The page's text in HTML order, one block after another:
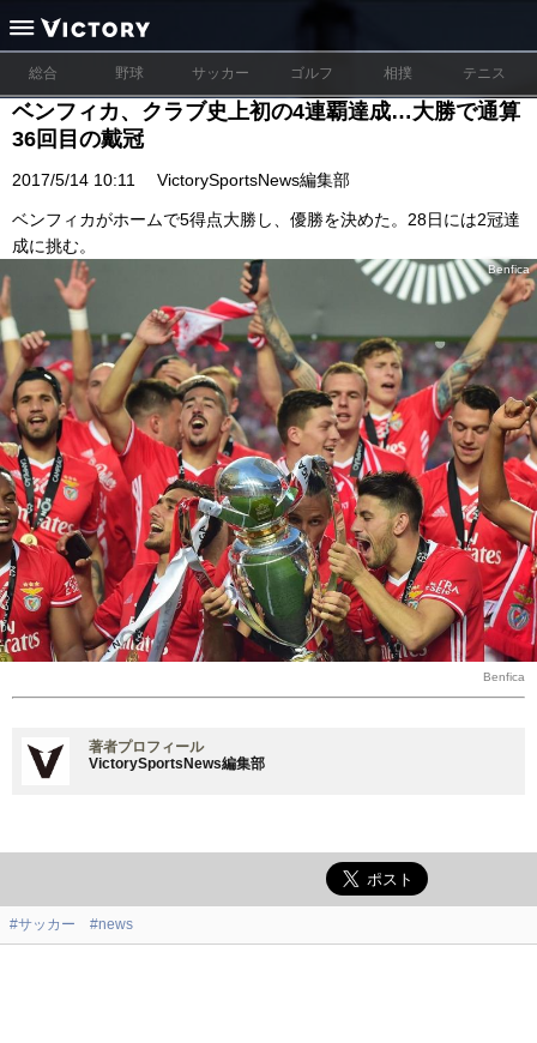
総合 野球 サッカー ゴルフ 相撲 テニス
ベンフィカ、クラブ史上初の4連覇達成…大勝で通算
36回目の戴冠
2017/5/14 10:11 VictorySportsNews編集部
ベンフィカがホームで5得点大勝し、優勝を決めた。28日には2冠達
成に挑む。
Benfica
Benfica
著者プロフィール
VictorySportsNews編集部
#サッカー #news